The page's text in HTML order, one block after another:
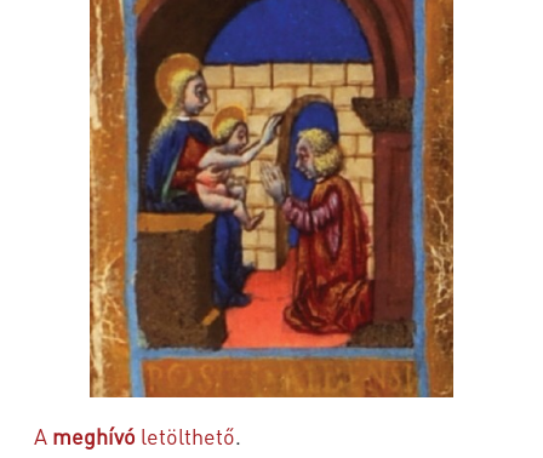
A meghívó letölthető.